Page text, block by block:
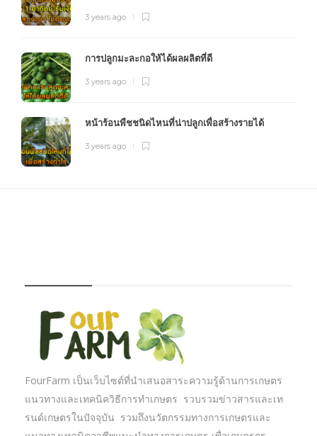
3 years ago
การปลูกมะละกอให้ได้ผลผลิตที่ดี
3 years ago
หน้าร้อนพืชชนิดไหนที่น่าปลูกเพื่อสร้างรายได้
3 years ago
FourFarm เป็นเว็บไซต์ที่นำเสนอสาระความรู้ด้านการเกษตร
แนวทางและเทคนิควิธีการทำเกษตร รวบรวมข่าวสารและเท
รนด์เกษตรในปัจจุบัน รวมถึงนวัตกรรมทางการเกษตรและ